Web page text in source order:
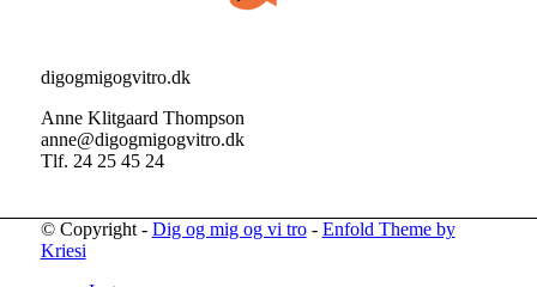
digogmigogvitro.dk
Anne Klitgaard Thompson
anne@digogmigogvitro.dk
Tlf. 24 25 45 24
© Copyright - Dig og mig og vi tro- Enfold Theme by
Kriesi